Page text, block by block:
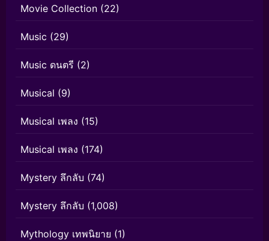
Movie Collection (22)
Music (29)
Music ดนตรี (2)
Musical (9)
Musical เพลง (15)
Musical เพลง (174)
Mystery ลึกลับ (74)
Mystery ลึกลับ (1,008)
Mythology เทพนิยาย (1)